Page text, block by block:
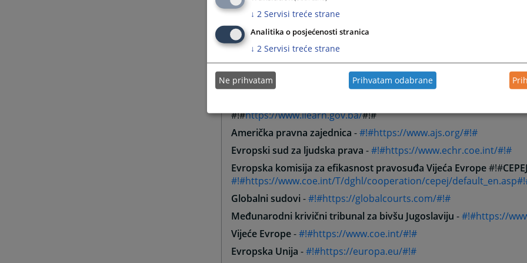
Advokatska komora RS-
Udruženje sudija/sudaca u Federaciji BiH
Centar za edukaciju sudija i tužilaca u F BiH
#!#https://
Centar za edukaciju sudija i tužilaca u RS-#!#https://
Agencija za državnu službu BiH- #!# http://www.ads.gov.ba/
Informacioni sistem za upravljanje procesom organizacije obuke
#!#https://www.ilearn.gov.ba/#!#
Američka pravna zajednica -#!#https://www.ajs.org/#!#
Evropski sud za ljudska prava -#!#https://www.echr.coe.int/#!#
Evropska komisija za efikasnost pravosuđa Vijeća Evrope#!#CEPEJ
#!#https://www.coe.int/T/dghl/cooperation/cepej/
Globalni sudovi -#!#https://globalcourts.com/#!#
Međunarodni krivični tribunal za bivšu Jugoslaviju -#!#https://
Vijeće Evrope-#!#https://www.coe.int/#!#
Evropska Unija -#!#https://europa.eu/#!#
↓ 2 Servisi treće strane
Analitika o posjećenosti stranica
↓ 2 Servisi treće strane
Ne prihvatam Prihvatam odabrane